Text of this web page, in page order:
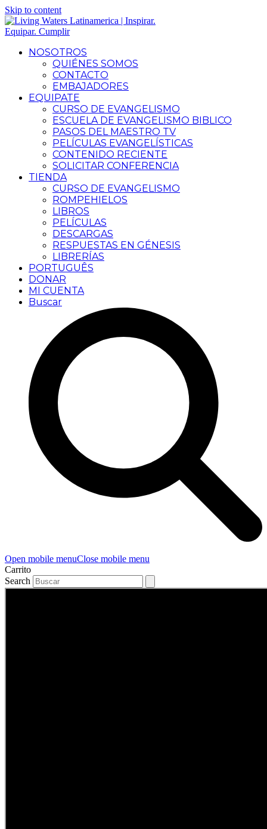
Skip to content
NOSOTROS
QUIÉNES SOMOS
CONTACTO
EMBAJADORES
EQUIPATE
CURSO DE EVANGELISMO
ESCUELA DE EVANGELISMO BIBLICO
PASOS DEL MAESTRO TV
PELÍCULAS EVANGELÍSTICAS
CONTENIDO RECIENTE
SOLICITAR CONFERENCIA
TIENDA
CURSO DE EVANGELISMO
ROMPEHIELOS
LIBROS
PELÍCULAS
DESCARGAS
RESPUESTAS EN GÉNESIS
LIBRERÍAS
PORTUGUÊS
DONAR
MI CUENTA
Buscar
Open mobile menuClose mobile menu
Carrito
Search